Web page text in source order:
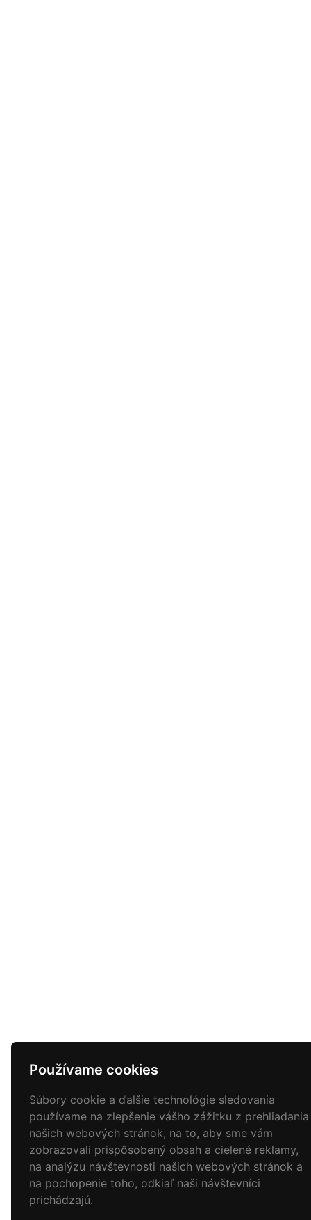
Používame cookies
Súbory cookie a ďalšie technológie sledovania
používame na zlepšenie vášho zážitku z prehliadania
našich webových stránok, na to, aby sme vám
zobrazovali prispôsobený obsah a cielené reklamy,
na analýzu návštevnosti našich webových stránok a
na pochopenie toho, odkiaľ naši návštevníci
prichádzajú.